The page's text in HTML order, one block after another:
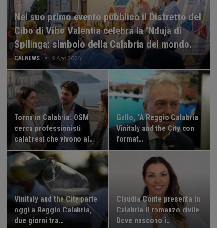
Nel suo primo evento pubblico il Distretto del
Cibo di Vibo Valentia celebra la ‘Nduja di
Spilinga: simbolo della Calabria del mondo.
CALNEWS 9 Ago 2026
Torna in Calabria: OSM
cerca professionisti
calabresi che vivono al…
Gallo, “A Reggio Calabria
Vinitaly and the City con
format…
Vinitaly and the City parte
oggi a Reggio Calabria,
due giorni tra…
Claudia Conte presenta in
Calabria il romanzo civile
Dove nascono i…